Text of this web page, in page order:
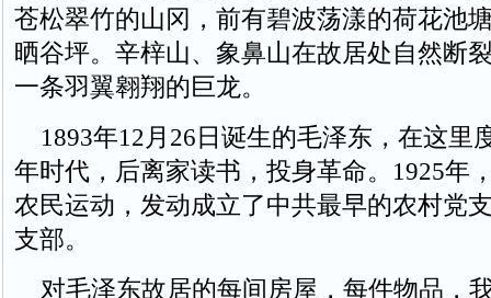
苍松翠竹的山冈，前有碧波荡漾的荷花池
晒谷坪。辛梓山、象鼻山在故居处自然断
一条羽翼翱翔的巨龙。
1893年12月26日诞生的毛泽东，在这里
年时代，后离家读书，投身革命。1925年
农民运动，发动成立了中共最早的农村
支部。
对毛泽东故居的每间房屋，每件物品，